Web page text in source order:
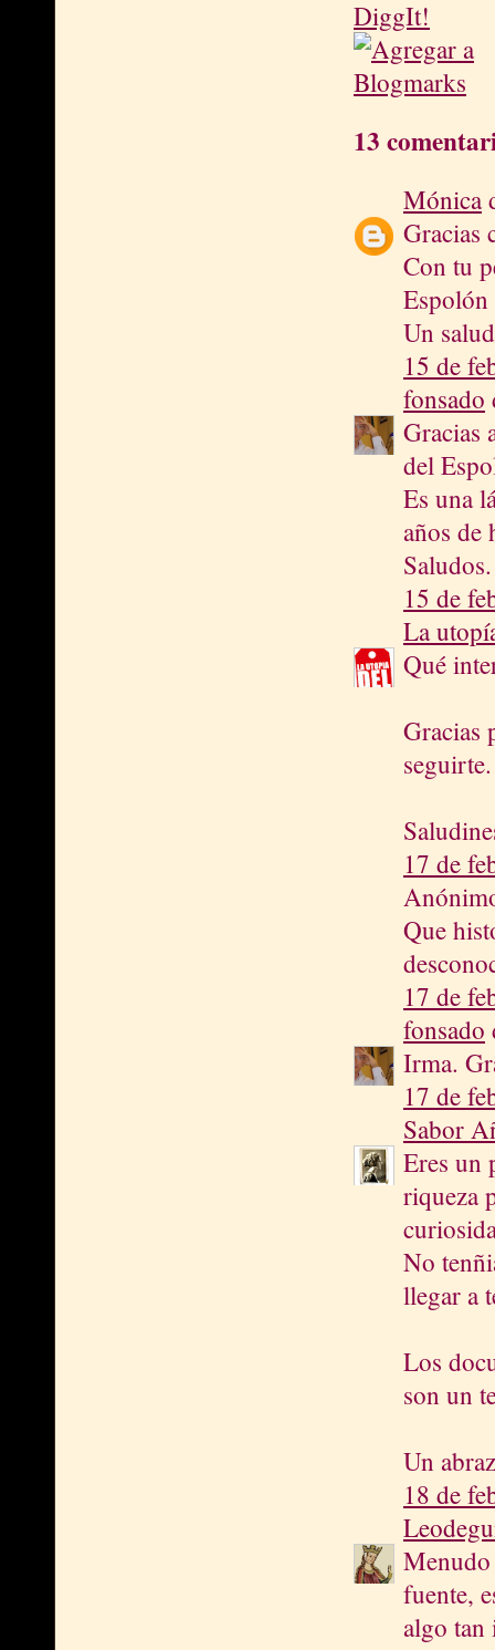
13
Mónica
Gracias
Con tu
Un
15 de
fonsado
Gracias
del
Es una
años de
Saludos.
15 de
La
Qué
Gracias
seguirte.
17 de
Que
17 de
fonsado
Irma.
17 de
Sabor
Eres un
riqueza
No
llegar a
Los
son un
Un
18 de
Menudo
fuente,
algo tan